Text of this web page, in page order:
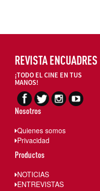
REVISTA ENCUADRES
¡TODO EL CINE EN TUS
MANOS!
Nosotros
Quienes somos
Privacidad
Productos
NOTICIAS
ENTREVISTAS